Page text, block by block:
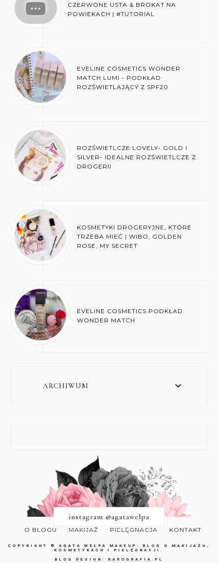
CZERWONE USTA & BROKAT NA
POWIEKACH | #TUTORIAL
EVELINE COSMETICS WONDER
MATCH LUMI - PODKŁAD
ROZŚWIETLAJĄCY Z SPF20
ROZŚWIETLCZE LOVELY- GOLD I
SILVER- IDEALNE ROZŚWIETLCZE Z
DROGERII
KOSMETYKI DROGERYJNE, KTÓRE
TRZEBA MIEĆ | WIBO, GOLDEN
ROSE, MY SECRET
EVELINE COSMETICS PODKŁAD
WONDER MATCH
ARCHIWUM
instagram @agatawelpa
O BLOGU MAKIJAŻ PIELĘGNACJA KONTAKT
COPYRIGHT ©AGATA WEŁPA MAKEUP: BLOG O MAKIJAŻU,
KOSMETYKACH I PIELĘGNACJI.
BLOG DESIGN: KAROGRAFIA.PL